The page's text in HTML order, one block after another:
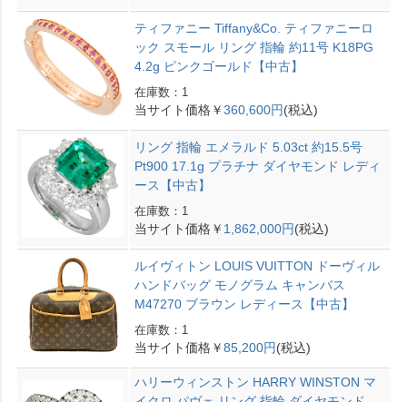
ティファニー Tiffany&Co. ティファニーロ
ック スモール リング 指輪 約11号 K18PG
4.2g ピンクゴールド【中古】
在庫数：1
当サイト価格￥360,600円(税込)
リング 指輪 エメラルド 5.03ct 約15.5号
Pt900 17.1g プラチナ ダイヤモンド レディ
ース【中古】
在庫数：1
当サイト価格￥ 1,862,000円(税込)
ルイヴィトン LOUIS VUITTON ドーヴィル
ハンドバッグ モノグラム キャンバス
M47270 ブラウン レディース【中古】
在庫数：1
当サイト価格￥85,200円(税込)
ハリーウィンストン HARRY WINSTON マ